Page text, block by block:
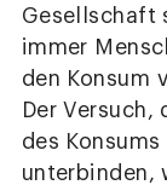
Gesellschaft
immer
den Konsum
Der
des
unterbinden,